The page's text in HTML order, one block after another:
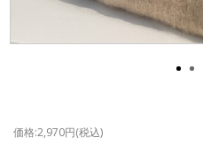
価格:2,970円(税込)